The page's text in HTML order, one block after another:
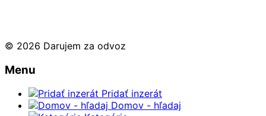
© 2026 Darujem za odvoz
Menu
Pridať inzerát
Domov - hľadaj